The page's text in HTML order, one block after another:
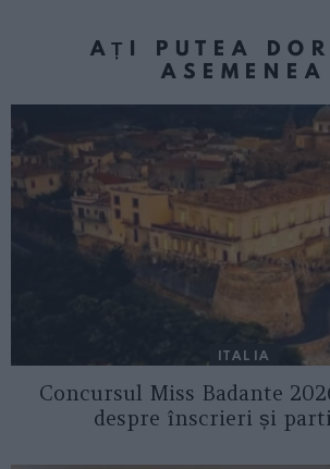
AȚI PUTEA
ASEMENEA
ITALIA
Concursul Miss Badante
despre înscrieri și